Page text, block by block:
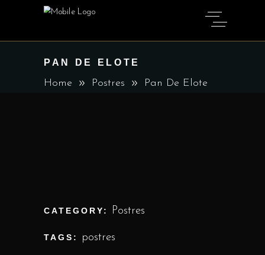
PAN DE ELOTE
Home Postres Pan De Elote
CATEGORY: Postres
TAGS: postres